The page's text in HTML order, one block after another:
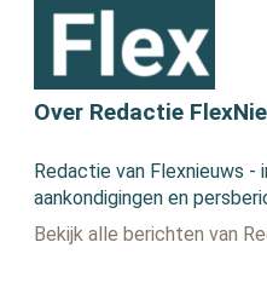
Over Redactie
Redactie van Flexnieuws -
aankondigingen en
Bekijk alle berichten van